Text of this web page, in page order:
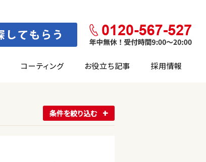
コーティング お役立ち記事 採用情報
条件を絞り込む